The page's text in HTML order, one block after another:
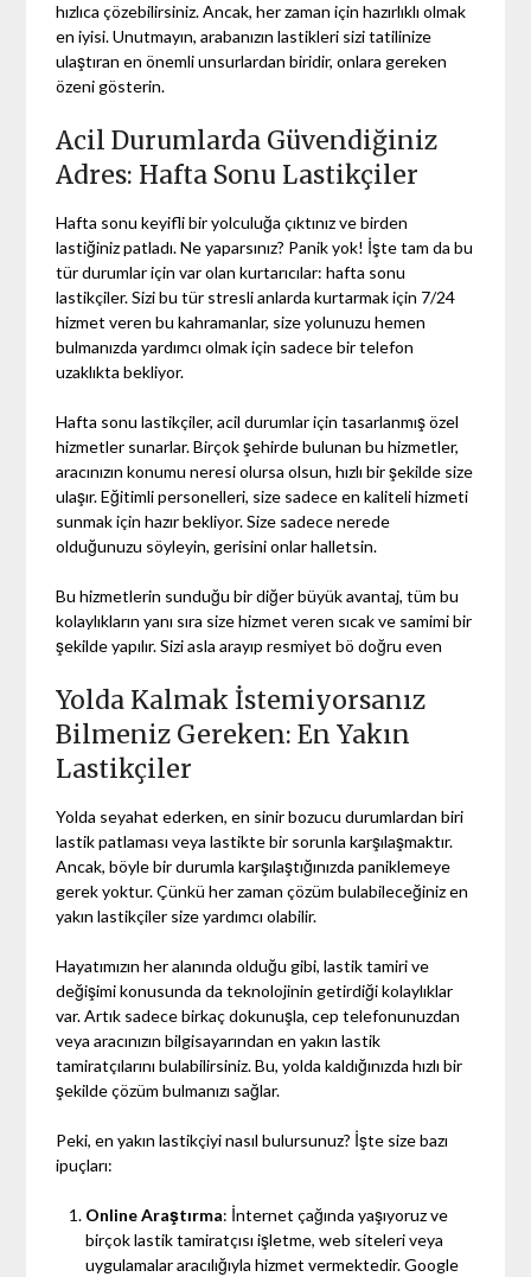
hızlıca çözebilirsiniz. Ancak, her zaman için hazırlıklı olmak
en iyisi. Unutmayın, arabanızın lastikleri sizi tatilinize
ulaştıran en önemli unsurlardan biridir, onlara gereken
özeni gösterin.
Acil Durumlarda Güvendiğiniz
Adres: Hafta Sonu Lastikçiler
Hafta sonu keyifli bir yolculuğa çıktınız ve birden
lastiğiniz patladı. Ne yaparsınız? Panik yok! İşte tam da bu
tür durumlar için var olan kurtarıcılar: hafta sonu
lastikçiler. Sizi bu tür stresli anlarda kurtarmak için 7/24
hizmet veren bu kahramanlar, size yolunuzu hemen
bulmanızda yardımcı olmak için sadece bir telefon
uzaklıkta bekliyor.
Hafta sonu lastikçiler, acil durumlar için tasarlanmış özel
hizmetler sunarlar. Birçok şehirde bulunan bu hizmetler,
aracınızın konumu neresi olursa olsun, hızlı bir şekilde size
ulaşır. Eğitimli personelleri, size sadece en kaliteli hizmeti
sunmak için hazır bekliyor. Size sadece nerede
olduğunuzu söyleyin, gerisini onlar halletsin.
Bu hizmetlerin sunduğu bir diğer büyük avantaj, tüm bu
kolaylıkların yanı sıra size hizmet veren sıcak ve samimi bir
şekilde yapılır. Sizi asla arayıp resmiyet bö doğru even
Yolda Kalmak İstemiyorsanız
Bilmeniz Gereken: En Yakın
Lastikçiler
Yolda seyahat ederken, en sinir bozucu durumlardan biri
lastik patlaması veya lastikte bir sorunla karşılaşmaktır.
Ancak, böyle bir durumla karşılaştığınızda paniklemeye
gerek yoktur. Çünkü her zaman çözüm bulabileceğiniz en
yakın lastikçiler size yardımcı olabilir.
Hayatımızın her alanında olduğu gibi, lastik tamiri ve
değişimi konusunda da teknolojinin getirdiği kolaylıklar
var. Artık sadece birkaç dokunuşla, cep telefonunuzdan
veya aracınızın bilgisayarından en yakın lastik
tamiratçılarını bulabilirsiniz. Bu, yolda kaldığınızda hızlı bir
şekilde çözüm bulmanızı sağlar.
Peki, en yakın lastikçiyi nasıl bulursunuz? İşte size bazı
ipuçları:
Online Araştırma: İnternet çağında yaşıyoruz ve
birçok lastik tamiratçısı işletme, web siteleri veya
uygulamalar aracılığıyla hizmet vermektedir. Google